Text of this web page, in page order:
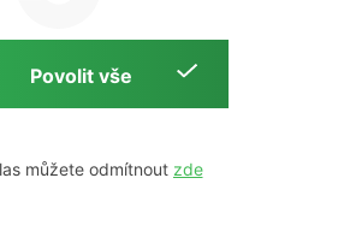
můžete odmítnout